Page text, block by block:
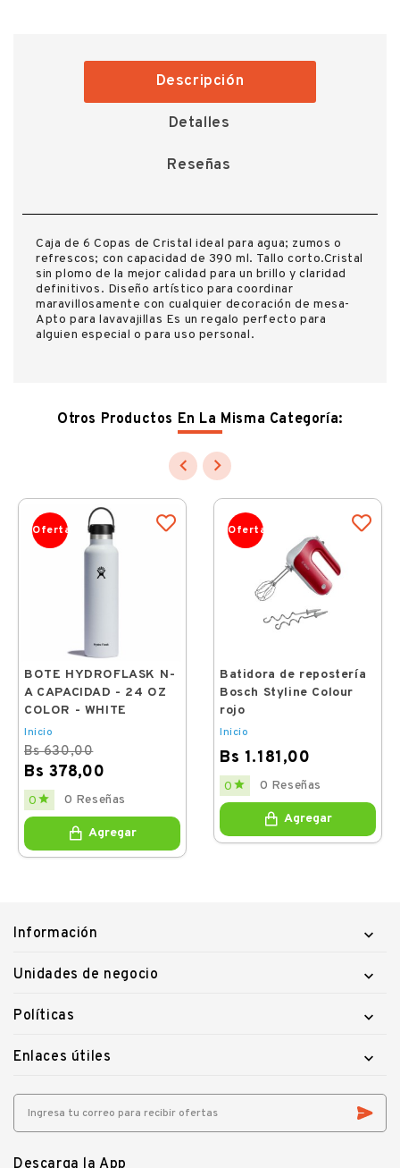
Descripción
Detalles
Reseñas
Caja de 6 Copas de Cristal ideal para agua; zumos o
refrescos; con capacidad de 390 ml. Tallo corto.Cristal
sin plomo de la mejor calidad para un brillo y claridad
definitivos. Diseño artístico para coordinar
maravillosamente con cualquier decoración de mesa-
Apto para lavavajillas Es un regalo perfecto para
alguien especial o para uso personal.
Otros Productos En La Misma Categoría:
 
Oferta
BOTE HYDROFLASK N-
A CAPACIDAD - 24 OZ
COLOR - WHITE
Inicio
Bs 630,00
Bs 378,00
Regular
price
Price
0  0 Reseñas
Agregar
Oferta
Batidora de repostería
Bosch Styline Colour
rojo
Inicio
Bs 1.181,00
Price
0  0 Reseñas
Agregar
Información 
Unidades de negocio 
Políticas 
Enlaces útiles 
Descarga la App